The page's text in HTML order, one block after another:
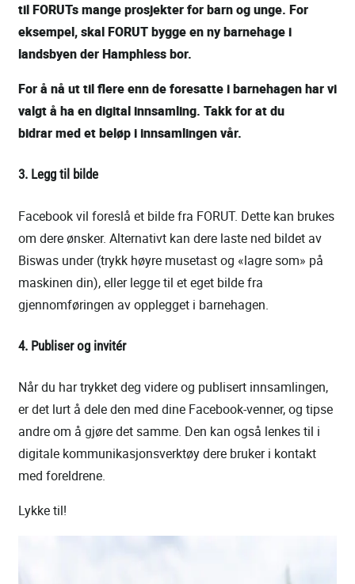
til FORUTs mange prosjekter for barn og unge. For
eksempel, skal FORUT bygge en ny barnehage i
landsbyen der Hamphless bor.
For å nå ut til flere enn de foresatte i barnehagen har vi
valgt å ha en digital innsamling. Takk for at du
bidrar med et beløp i innsamlingen vår.
3. Legg til bilde
Facebook vil foreslå et bilde fra FORUT. Dette kan brukes
om dere ønsker. Alternativt kan dere laste ned bildet av
Biswas under (trykk høyre musetast og «lagre som» på
maskinen din), eller legge til et eget bilde fra
gjennomføringen av opplegget i barnehagen.
4. Publiser og invitér
Når du har trykket deg videre og publisert innsamlingen,
er det lurt å dele den med dine Facebook-venner, og tipse
andre om å gjøre det samme. Den kan også lenkes til i
digitale kommunikasjonsverktøy dere bruker i kontakt
med foreldrene.
Lykke til!